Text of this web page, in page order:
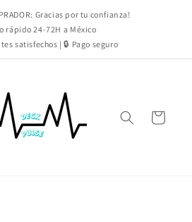
Gracias por tu confianza!
rápido 24-72H a México
satisfechos | 🔒 Pago seguro
Cart